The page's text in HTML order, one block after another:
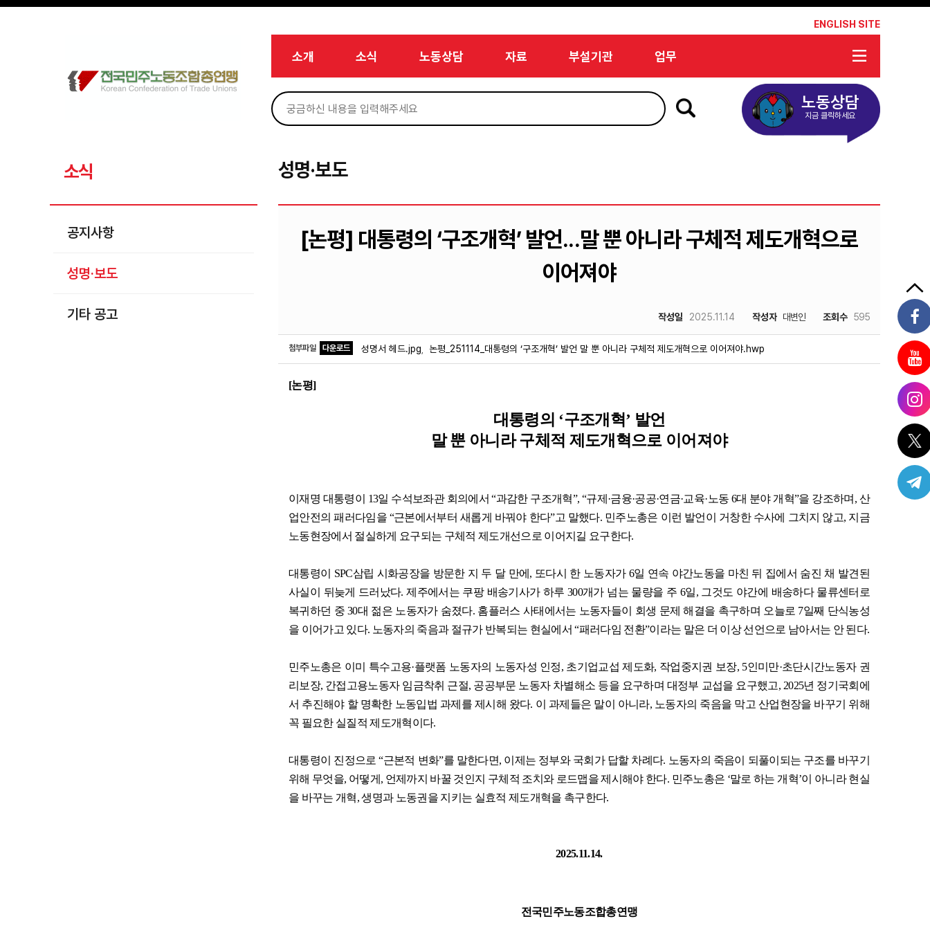
메뉴 건너뛰기
ENGLISH SITE
소개 소식 노동상담 자료 부설기관 업무
노동상담
지금 클릭하세요
소식
공지사항
성명·보도
기타 공고
성명·보도
[논평] 대통령의 ‘구조개혁’ 발언...말 뿐 아니라 구체적 제도개혁으로
이어져야
작성일 2025.11.14 작성자 대변인 조회수 595
첨부파일 다운로드 성명서 헤드.jpg 논평_251114_대통령의 ‘구조개혁’ 발언 말 뿐 아니라 구체적 제도개혁으로 이어져야.hwp
[논평]
대통령의 ‘구조개혁 ’ 발언
말 뿐 아니라 구체적 제도개혁으로 이어져야
이재명 대통령이 13일 수석보좌관 회의에서“과감한 구조개혁”, “규제 ·금융·공공·연금·교육·노동 6대 분야 개혁”을 강조하며 , 산
업안전의 패러다임을 “근본에서부터 새롭게 바꿔야 한다”고 말했다. 민주노총은 이런 발언이 거창한 수사에 그치지 않고, 지금
노동현장에서 절실하게 요구되는 구체적 제도개선으로 이어지길 요구한다.
대통령이 SPC삼립 시화공장을 방문한 지 두 달 만에 , 또다시 한 노동자가 6일 연속 야간노동을 마친 뒤 집에서 숨진 채 발견된
사실이 뒤늦게 드러났다.제주에서는 쿠팡 배송기사가 하루300개가 넘는 물량을 주 6일, 그것도 야간에 배송하다 물류센터로
복귀하던 중30대 젊은 노동자가 숨졌다. 홈플러스 사태에서는 노동자들이 회생 문제 해결을 촉구하며 오늘로 7일째 단식농성
을 이어가고 있다. 노동자의 죽음과 절규가 반복되는 현실에서“패러다임 전환”이라는 말은 더 이상 선언으로 남아서는 안 된다.
민주노총은 이미 특수고용·플랫폼 노동자의 노동자성 인정, 초기업교섭 제도화, 작업중지권 보장, 5인미만·초단시간노동자 권
리보장, 간접고용노동자 임금착취 근절, 공공부문 노동자 차별해소 등을 요구하며 대정부 교섭을 요구했고, 2025년 정기국회에
서 추진해야 할 명확한 노동입법 과제를 제시해 왔다. 이 과제들은 말이 아니라, 노동자의 죽음을 막고 산업현장을 바꾸기 위해
꼭 필요한 실질적 제도개혁이다.
대통령이 진정으로“근본적 변화”를 말한다면, 이제는 정부와 국회가 답할 차례다. 노동자의 죽음이 되풀이되는 구조를 바꾸기
위해 무엇을, 어떻게 , 언제까지 바꿀 것인지 구체적 조치와 로드맵을 제시해야 한다. 민주노총은 ‘말로 하는 개혁’이 아니라 현실
을 바꾸는 개혁,생명과 노동권을 지키는 실효적 제도개혁을 촉구한다.
2025.11.14.
전국민주노동조합총연맹
Sketchbook5, 스케치북5